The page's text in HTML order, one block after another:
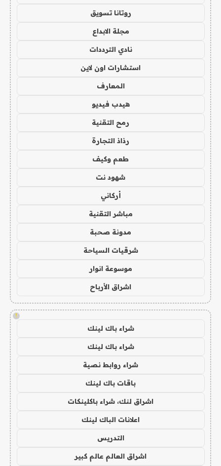
روتانا تسويق
مجلة الابداع
نادي الترددات
استشارات اون لاين
المعارف
هيدب فيديو
رمح التقنية
رذاذ التجارة
طعم وكيف
شهود نت
أركاني
مباشر التقنية
مدونة صحبة
شرقيات السياحة
موسوعة انوار
اشراق الأرباح
!
شراء باك لينك
شراء باك لينك
شراء روابط نصية
باقات باك لينك
اشراق لنك، شراء باكلينكات
اعلانات الباك لينك
التدريس
اشراق العالم عالم كبير